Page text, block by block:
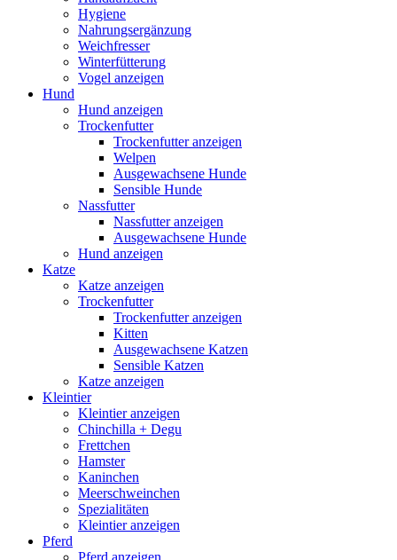
Hygiene
Nahrungsergänzung
Weichfresser
Winterfütterung
Vogel anzeigen
Hund
Hund anzeigen
Trockenfutter
Trockenfutter anzeigen
Welpen
Ausgewachsene Hunde
Sensible Hunde
Nassfutter
Nassfutter anzeigen
Ausgewachsene Hunde
Hund anzeigen
Katze
Katze anzeigen
Trockenfutter
Trockenfutter anzeigen
Kitten
Ausgewachsene Katzen
Sensible Katzen
Katze anzeigen
Kleintier
Kleintier anzeigen
Chinchilla + Degu
Frettchen
Hamster
Kaninchen
Meerschweinchen
Spezialitäten
Kleintier anzeigen
Pferd
Pferd anzeigen